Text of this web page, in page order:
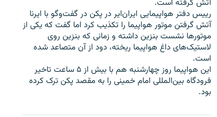
زبان‌های دیگر
آتش گرفته است.
رييس دفتر هواپيمايی ايران‌اير در پکن در گفت‌وگو با ايرنا
آتش گرفتن موتور هواپيما را تکذيب کرد اما گفت که يکی از
موتورها نشست بنزين داشته و زمانی که بنزين روی
لاستيک‌های داغ هواپيما ريخته، دود از آن متصاعد شده
است.
اين هواپيما روز چهارشنبه هم با بيش از ۵ ساعت تاخير
فرودگاه بين‌المللی امام خمينی را به مقصد پکن ترک کرده
بود.